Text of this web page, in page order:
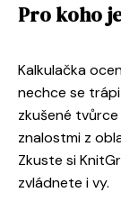
Pro koho
Kalkulačka
nechce se
zkušené
znalostmi z
Zkuste si
zvládnete i vy.